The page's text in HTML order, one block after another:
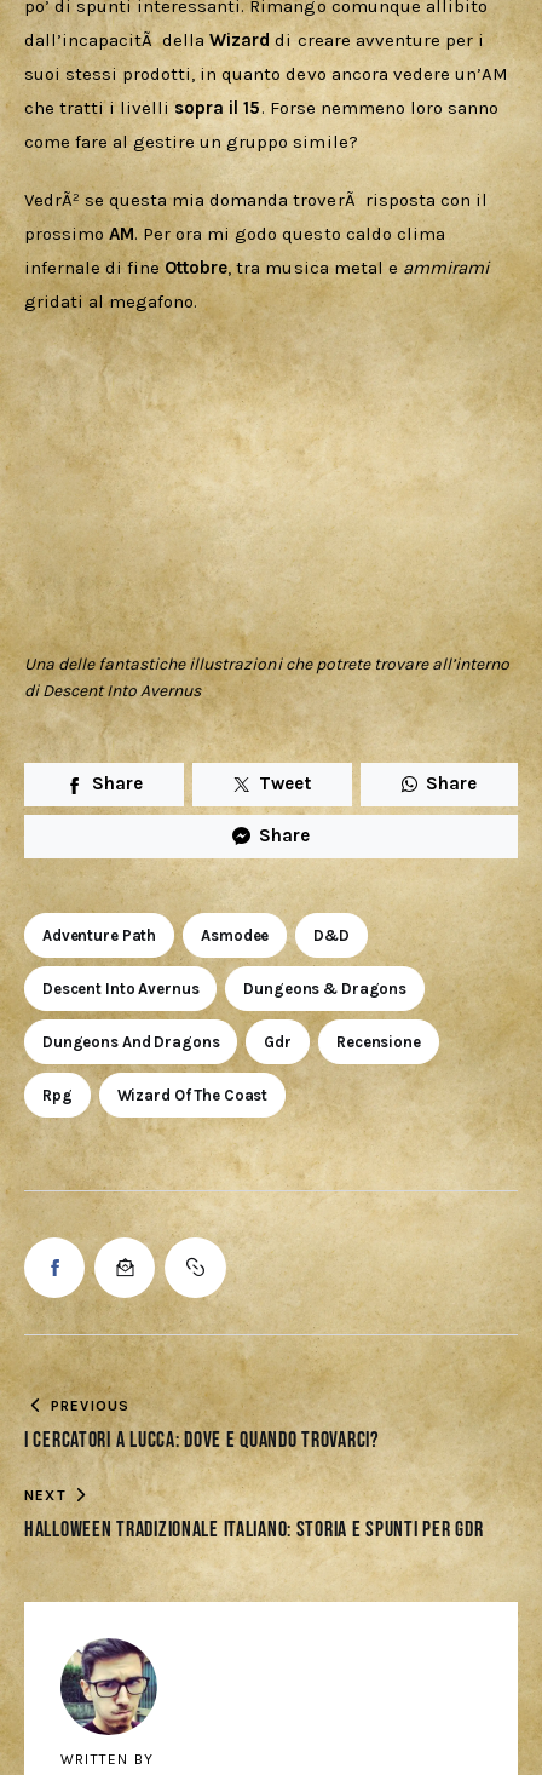
po’ di spunti interessanti. Rimango comunque allibito
dall’incapacitÃ  della Wizard di creare avventure per i
suoi stessi prodotti, in quanto devo ancora vedere un’AM
che tratti i livelli sopra il 15. Forse nemmeno loro sanno
come fare al gestire un gruppo simile?
VedrÃ² se questa mia domanda troverÃ  risposta con il
prossimo AM. Per ora mi godo questo caldo clima
infernale di fine Ottobre, tra musica metal e ammirami
gridati al megafono.
Una delle fantastiche illustrazioni che potrete trovare all’interno
di Descent Into Avernus
Share Tweet Share
Share
Adventure Path Asmodee D&D
Descent Into Avernus Dungeons & Dragons
Dungeons And Dragons Gdr Recensione
Rpg Wizard Of The Coast
PREVIOUS
I Cercatori a Lucca: dove e quando trovarci?
NEXT
Halloween tradizionale italiano: storia e spunti per GdR
WRITTEN BY